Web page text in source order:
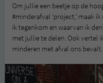
Om jullie een beetje op de
#minderafval ‘project,’ maak
ik tegenkom en waarvan ik
met jullie te delen. Ook vertel
minderen met afval ons bevalt.